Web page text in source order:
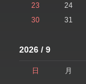
23
24
30
31
2026 / 9
日 月